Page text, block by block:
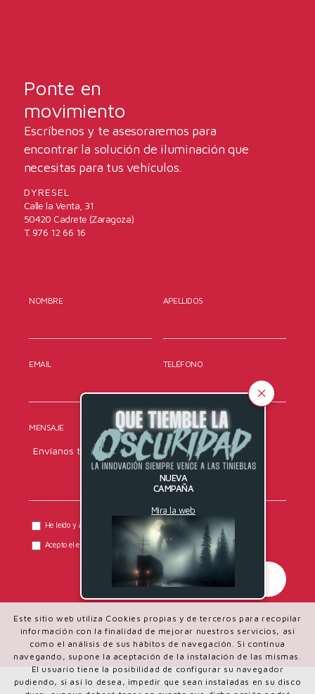
NUEVA
CAMPAÑA
Mira la web
Ponte en
movimiento
Escríbenos y te asesoraremos para
encontrar la solución de iluminación que
necesitas para tus vehículos.
DYRESEL
Calle la Venta, 31
50420 Cadrete (Zaragoza)
T. 976 12 66 16
NOMBRE APELLIDOS
EMAIL TELÉFONO
MENSAJE
He leído y acepto la política de privacidad de DYRESEL.
Acepto el envío de comunicaciones comerciales.
@2025 DYRESEL - Ponemos la luz en movimiento | Sistemas eléctricos
Este sitio web utiliza Cookies propias y de terceros para recopilar
información con la finalidad de mejorar nuestros servicios, así
como el análisis de sus hábitos de navegación. Si continua
navegando, supone la aceptación de la instalación de las mismas.
El usuario tiene la posibilidad de configurar su navegador
pudiendo, si así lo desea, impedir que sean instaladas en su disco